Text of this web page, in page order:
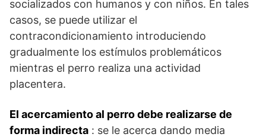
socializados con humanos y con niños. En tales
casos, se puede utilizar el
contracondicionamiento introduciendo
gradualmente los estímulos problemáticos
mientras el perro realiza una actividad
placentera.
El acercamiento al perro debe realizarse de
forma indirecta : se le acerca dando media